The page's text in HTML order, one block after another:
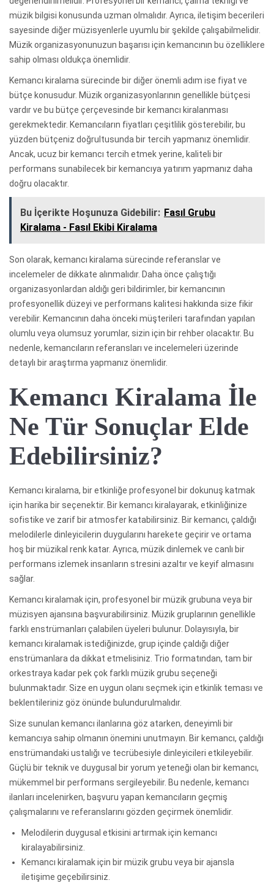
müzik bilgisi konusunda uzman olmalıdır. Ayrıca, iletişim becerileri
sayesinde diğer müzisyenlerle uyumlu bir şekilde çalışabilmelidir.
Müzik organizasyonunuzun başarısı için kemancının bu özelliklere
sahip olması oldukça önemlidir.
Kemancı kiralama sürecinde bir diğer önemli adım ise fiyat ve
bütçe konusudur. Müzik organizasyonlarının genellikle bütçesi
vardır ve bu bütçe çerçevesinde bir kemancı kiralanması
gerekmektedir. Kemancıların fiyatları çeşitlilik gösterebilir, bu
yüzden bütçeniz doğrultusunda bir tercih yapmanız önemlidir.
Ancak, ucuz bir kemancı tercih etmek yerine, kaliteli bir
performans sunabilecek bir kemancıya yatırım yapmanız daha
doğru olacaktır.
Bu İçerikte Hoşunuza Gidebilir: Fasıl Grubu
Kiralama - Fasıl Ekibi Kiralama
Son olarak, kemancı kiralama sürecinde referanslar ve
incelemeler de dikkate alınmalıdır. Daha önce çalıştığı
organizasyonlardan aldığı geri bildirimler, bir kemancının
profesyonellik düzeyi ve performans kalitesi hakkında size fikir
verebilir. Kemancının daha önceki müşterileri tarafından yapılan
olumlu veya olumsuz yorumlar, sizin için bir rehber olacaktır. Bu
nedenle, kemancıların referansları ve incelemeleri üzerinde
detaylı bir araştırma yapmanız önemlidir.
Kemancı Kiralama İle
Ne Tür Sonuçlar Elde
Edebilirsiniz?
Kemancı kiralama, bir etkinliğe profesyonel bir dokunuş katmak
için harika bir seçenektir. Bir kemancı kiralayarak, etkinliğinize
sofistike ve zarif bir atmosfer katabilirsiniz. Bir kemancı, çaldığı
melodilerle dinleyicilerin duygularını harekete geçirir ve ortama
hoş bir müzikal renk katar. Ayrıca, müzik dinlemek ve canlı bir
performans izlemek insanların stresini azaltır ve keyif almasını
sağlar.
Kemancı kiralamak için, profesyonel bir müzik grubuna veya bir
müzisyen ajansına başvurabilirsiniz. Müzik gruplarının genellikle
farklı enstrümanları çalabilen üyeleri bulunur. Dolayısıyla, bir
kemancı kiralamak istediğinizde, grup içinde çaldığı diğer
enstrümanlara da dikkat etmelisiniz. Trio formatından, tam bir
orkestraya kadar pek çok farklı müzik grubu seçeneği
bulunmaktadır. Size en uygun olanı seçmek için etkinlik teması ve
beklentileriniz göz önünde bulundurulmalıdır.
Size sunulan kemancı ilanlarına göz atarken, deneyimli bir
kemancıya sahip olmanın önemini unutmayın. Bir kemancı, çaldığı
enstrümandaki ustalığı ve tecrübesiyle dinleyicileri etkileyebilir.
Güçlü bir teknik ve duygusal bir yorum yeteneği olan bir kemancı,
mükemmel bir performans sergileyebilir. Bu nedenle, kemancı
ilanları incelenirken, başvuru yapan kemancıların geçmiş
çalışmalarını ve referanslarını gözden geçirmek önemlidir.
Melodilerin duygusal etkisini artırmak için kemancı
kiralayabilirsiniz.
Kemancı kiralamak için bir müzik grubu veya bir ajansla
iletişime geçebilirsiniz.